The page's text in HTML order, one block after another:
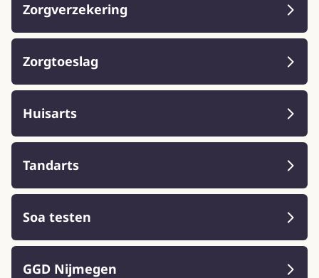
Zorgverzekering
Zorgtoeslag
Huisarts
Tandarts
Soa testen
GGD Nijmegen